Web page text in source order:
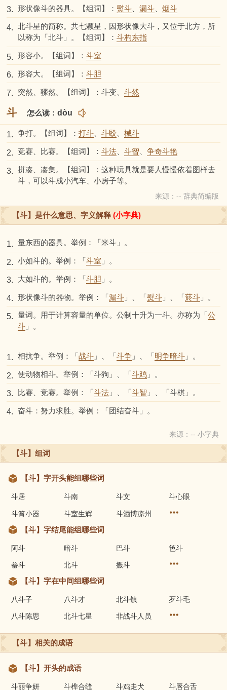
3. 形状像斗的器具。【组词】：熨斗 、漏斗 、烟斗
4.
北斗星的简称。共七颗星，因形状像大斗，又位于北方，所
以称为「北斗」。【组词】：斗杓东指
5. 形容小。【组词】：斗室
6. 形容大。【组词】：斗胆
7. 突然、骤然。【组词】：斗变、斗然
斗 怎么读： dòu
1. 争打。【组词】：打斗、斗殴、械斗
2. 竞赛、比赛。【组词】：斗法 、斗智 、争奇斗艳
3.
拼凑、凑集。【组词】：这种玩具就是要人慢慢依着图样去
斗，可以斗成小汽车、小房子等。
来源：-- 辞典简编版
【斗】是什么意思、字义解释 (小字典)
1. 量东西的器具。举例：「米斗」。
2. 小如斗的。举例：「斗室 」。
3. 大如斗的。举例：「斗胆 」。
4. 形状像斗的器物。举例：「漏斗 」、「熨斗 」、「菸斗 」。
5. 量词。用于计算容量的单位。公制十升为一斗。亦称为「公
斗 」。
1. 相抗争。举例：「战斗 」、「斗争 」、「 明争暗斗 」。
2. 使动物相斗。举例：「斗狗」、「斗鸡 」。
3. 比赛、竞赛。举例：「斗法 」、「斗智 」、「斗棋」。
4. 奋斗：努力求胜。举例：「团结奋斗」。
来源：-- 小字典
【斗】组词
【斗】字开头能组哪些词
斗居 斗南 斗文 斗心眼
斗筲小器 斗室生辉
斗酒博凉州
【斗】字结尾能组哪些词
阿斗 暗斗 巴斗 笆斗
畚斗 北斗
搬斗
【斗】字在中间组哪些词
八斗子 八斗才 北斗镇 歹斗毛
八斗陈思 北斗七星 非战斗人员
【斗】相关的成语
【斗】开头的成语
斗丽争妍 斗榫合缝 斗鸡走犬 斗唇合舌